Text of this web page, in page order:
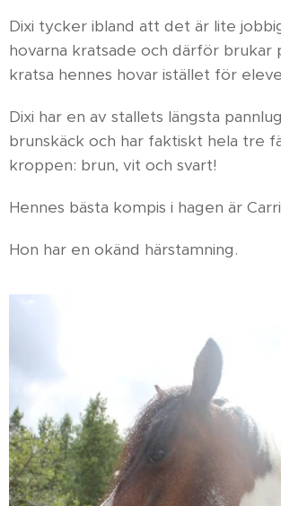
Dixi tycker ibland att det är lite
hovarna kratsade och därför brukar
kratsa hennes hovar istället för
Dixi har en av stallets längsta
brunskäck och har faktiskt hela tre
kroppen: brun, vit och svart!
Hennes bästa kompis i hagen är
Hon har en okänd härstamning.